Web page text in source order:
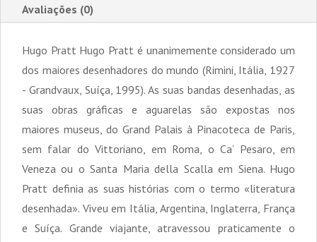
Avaliações (0)
Hugo Pratt Hugo Pratt é unanimemente considerado um
dos maiores desenhadores do mundo (Rimini, Itália, 1927
- Grandvaux, Suíça, 1995). As suas bandas desenhadas, as
suas obras gráficas e aguarelas são expostas nos
maiores museus, do Grand Palais à Pinacoteca de Paris,
sem falar do Vittoriano, em Roma, o Ca’ Pesaro, em
Veneza ou o Santa Maria della Scalla em Siena. Hugo
Pratt definia as suas histórias com o termo «literatura
desenhada». Viveu em Itália, Argentina, Inglaterra, França
e Suíça. Grande viajante, atravessou praticamente o